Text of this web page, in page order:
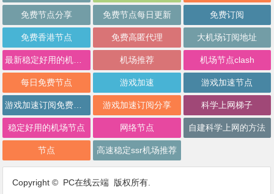
免费节点分享 免费节点每日更新 免费订阅
免费香港节点 免费高匿代理 大机场订阅地址
机场推荐 机场节点clash
每日免费节点 游戏加速 游戏加速节点
游戏加速订阅分享 科学上网梯子
稳定好用的机场节点 网络节点 自建科学上网的方法
节点 高速稳定ssr机场推荐
Copyright © PC在线云端 版权所有.